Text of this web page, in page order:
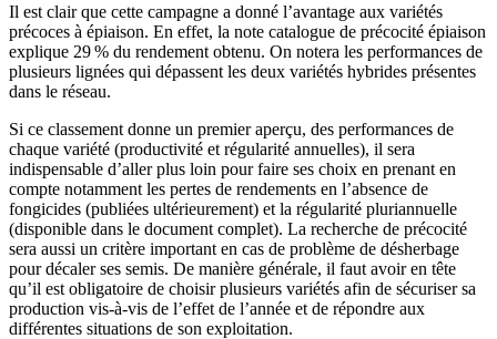
Il est clair que cette campagne a donné l’avantage aux variétés
précoces à épiaison. En effet, la note catalogue de précocité épiaison
explique 29 % du rendement obtenu. On notera les performances de
plusieurs lignées qui dépassent les deux variétés hybrides présentes
dans le réseau.
Si ce classement donne un premier aperçu, des performances de
chaque variété (productivité et régularité annuelles), il sera
indispensable d’aller plus loin pour faire ses choix en prenant en
compte notamment les pertes de rendements en l’absence de
fongicides (publiées ultérieurement) et la régularité pluriannuelle
(disponible dans le document complet). La recherche de précocité
sera aussi un critère important en cas de problème de désherbage
pour décaler ses semis. De manière générale, il faut avoir en tête
qu’il est obligatoire de choisir plusieurs variétés afin de sécuriser sa
production vis-à-vis de l’effet de l’année et de répondre aux
différentes situations de son exploitation.